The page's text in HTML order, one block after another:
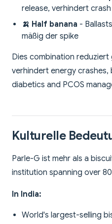
release, verhindert crash
🍌 Half banana -
mäßig der spike
Dies combination reduziert
verhindert energy
diabetics and PCOS
Kulturelle
Parle-G ist mehr als a
institution spanning over
In India:
World's largest-selling